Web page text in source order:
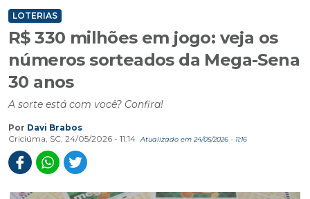
LOTERIAS
R$ 330 milhões em jogo: veja os
números sorteados da Mega-Sena
30 anos
A sorte está com você? Confira!
Por Davi Brabos
Criciúma, SC, 24/05/2026 - 11:14
Atualizado em 24/05/2026 - 11:16